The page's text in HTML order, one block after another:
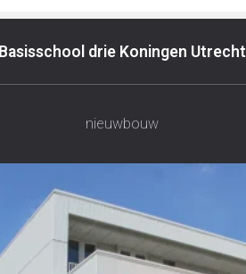
Basisschool drie Koningen Utrecht
nieuwbouw